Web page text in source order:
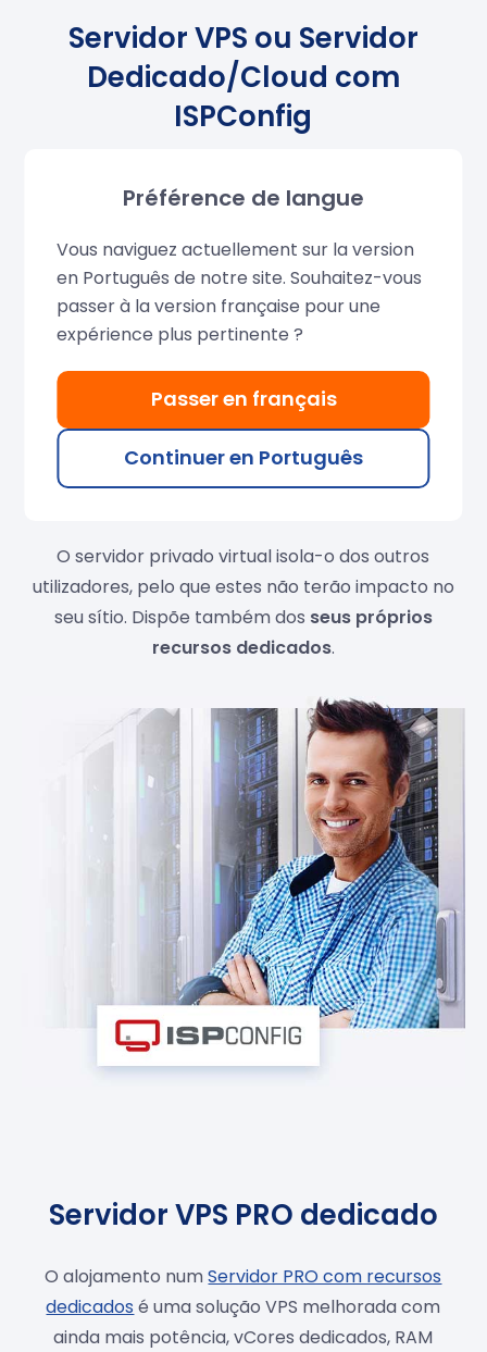
Servidor VPS ou Servidor
Dedicado/Cloud com
ISPConfig
com ISPConfig é uma solução VPS ideal
para alojar um ou mais sítios Web. Esta solução é
menos abrangente do que o cPanel/WHM em
termos de ferramentas multisite, mas é
poderosa e mais acessível, porque o ISPConfig é
O servidor é totalmente gerido sem custos
adicionais ou com acesso ROOT total
. Fornecido
com backups automáticos. Ideal para sítios que
O servidor privado virtual isola-o dos outros
utilizadores, pelo que estes não terão impacto no
seu sítio. Dispõe também dos seus próprios
recursos dedicados.
Servidor VPS PRO dedicado
O alojamento numServidor PRO com recursos
dedicados é uma solução VPS melhorada com
ainda mais potência, vCores dedicados, RAM
Préférence de langue
Vous naviguez actuellement sur la version
en Português de notre site. Souhaitez-vous
passer à la version française pour une
expérience plus pertinente ?
Passer en français
Continuer en Português